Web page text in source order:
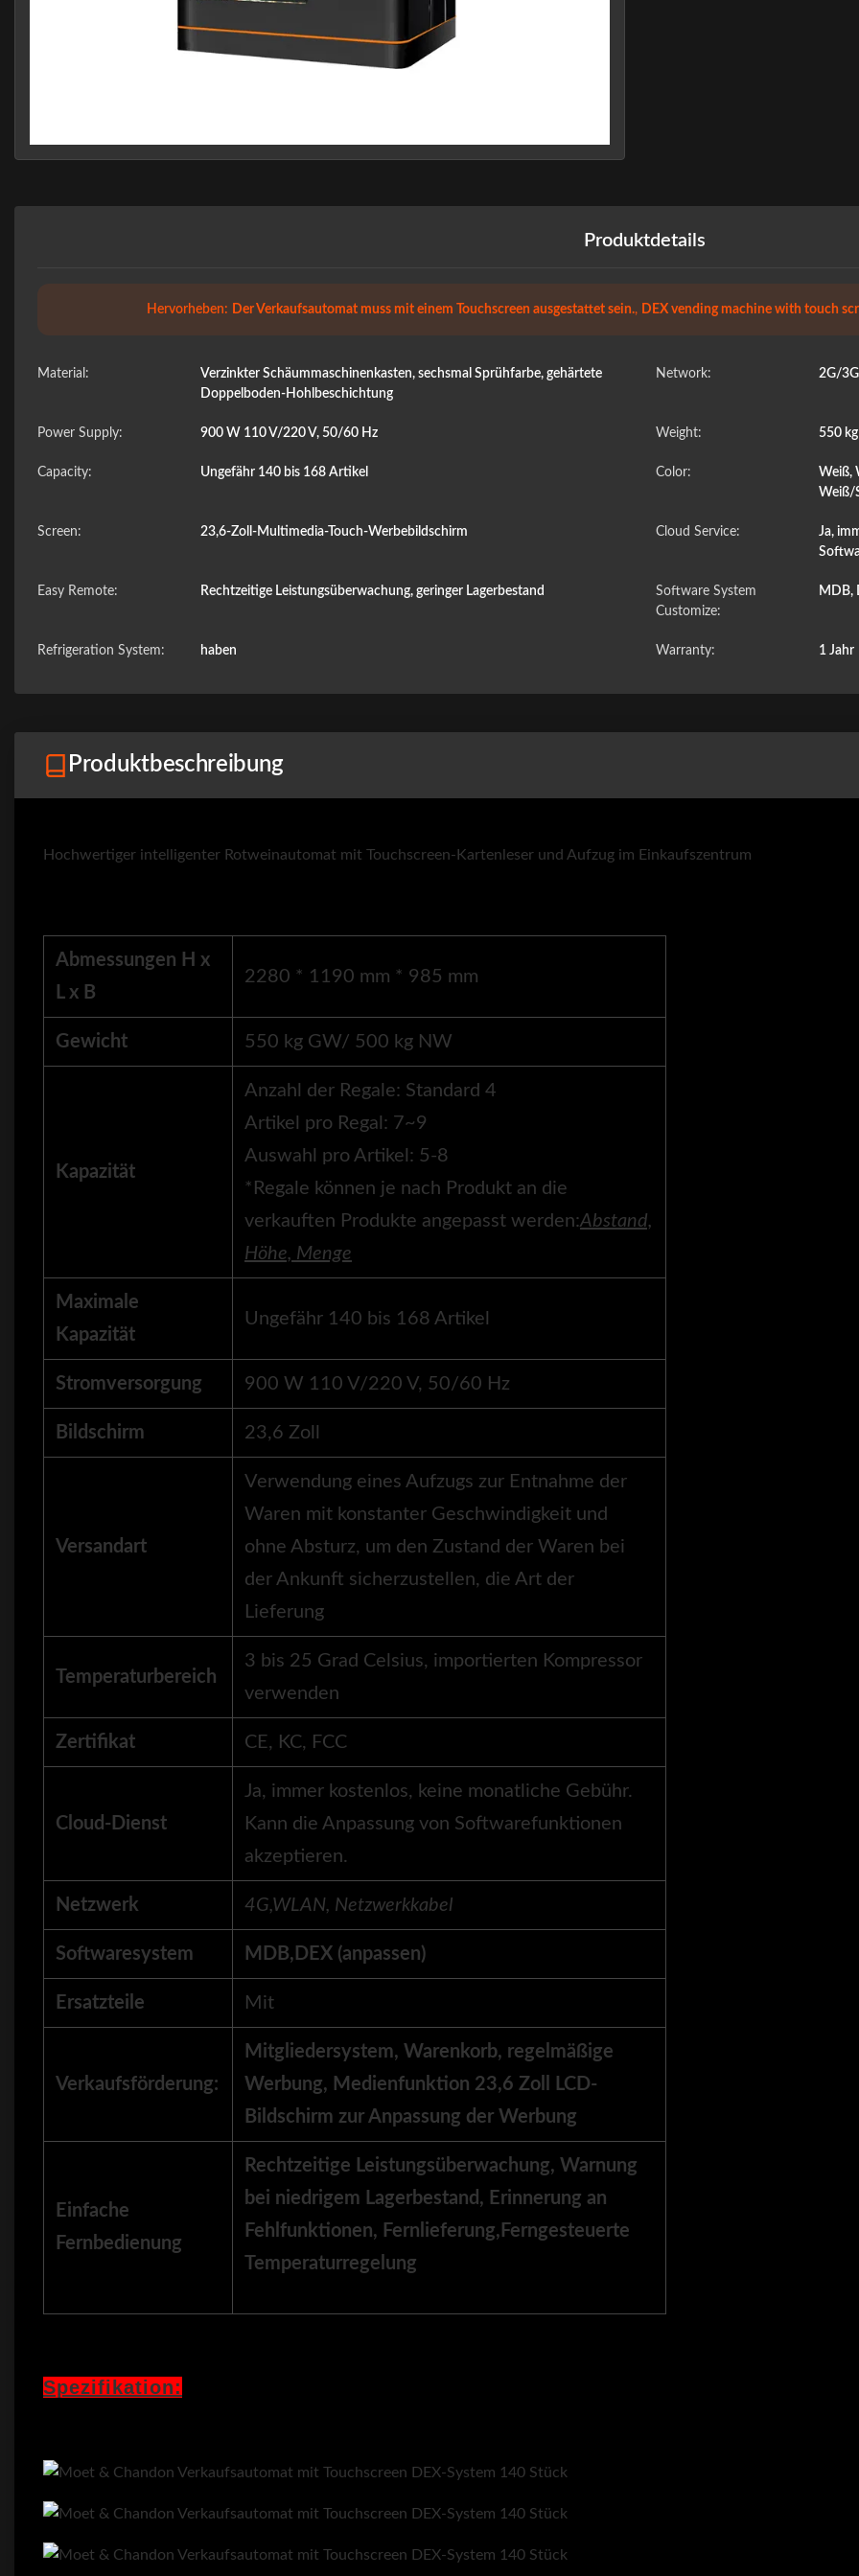
Produktdetails
Hervorheben: Der Verkaufsautomat muss mit einem Touchscreen ausgestattet sein., DEX vending machine with touch
Material:
Verzinkter Schäummaschinenkasten, sechsmal Sprühfarbe, gehärtete
Doppelboden-Hohlbeschichtung
Network: 2G/
Power Supply: 900 W 110 V/220 V, 50/60 Hz Weight: 550
Capacity: Ungefähr 140 bis 168 Artikel Color:
Weiß,
Weiß/
Screen: 23,6-Zoll-Multimedia-Touch-Werbebildschirm Cloud Service:
Ja,
Easy Remote: Rechtzeitige Leistungsüberwachung, geringer Lagerbestand
Software System
Customize:
MDB,
Refrigeration System: haben Warranty: 1 Jahr
Produktbeschreibung
Hochwertiger intelligenter Rotweinautomat mit Touchscreen-Kartenleser und Aufzug im Einkaufszentrum
Abmessungen H x
L x B
2280 * 1190 mm * 985 mm
Gewicht 550 kg GW/ 500 kg NW
Kapazität
Anzahl der Regale: Standard 4
Artikel pro Regal: 7~9
Auswahl pro Artikel: 5-8
*Regale können je nach Produkt an die
verkauften Produkte angepasst werden:Abstand,
Höhe, Menge
Maximale
Kapazität
Ungefähr 140 bis 168 Artikel
Stromversorgung 900 W 110 V/220 V, 50/60 Hz
Bildschirm 23,6 Zoll
Versandart
Verwendung eines Aufzugs zur Entnahme der
Waren mit konstanter Geschwindigkeit und
ohne Absturz, um den Zustand der Waren bei
der Ankunft sicherzustellen, die Art der
Lieferung
Temperaturbereich
3 bis 25 Grad Celsius, importierten Kompressor
verwenden
Zertifikat CE, KC, FCC
Cloud-Dienst
Ja, immer kostenlos, keine monatliche Gebühr.
Kann die Anpassung von Softwarefunktionen
akzeptieren.
Netzwerk 4G,WLAN, Netzwerkkabel
Softwaresystem MDB,DEX (anpassen)
Ersatzteile Mit
Verkaufsförderung:
Mitgliedersystem, Warenkorb, regelmäßige
Werbung, Medienfunktion 23,6 Zoll LCD-
Bildschirm zur Anpassung der Werbung
Einfache
Fernbedienung
Rechtzeitige Leistungsüberwachung, Warnung
bei niedrigem Lagerbestand, Erinnerung an
Fehlfunktionen, Fernlieferung, Ferngesteuerte
Temperaturregelung
Spezifikation: